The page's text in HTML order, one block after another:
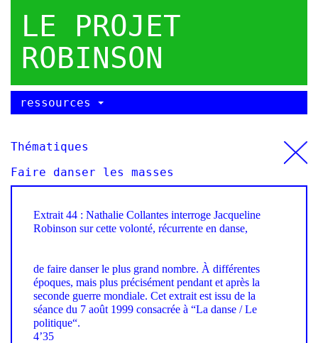
LE PROJET
ROBINSON
ressources
Thématiques
Faire danser les masses
Extrait 44 : Nathalie Collantes interroge Jacqueline
Robinson sur cette volonté, récurrente en danse,
de faire danser le plus grand nombre. À différentes
époques, mais plus précisément pendant et après la
seconde guerre mondiale. Cet extrait est issu de la
séance du 7 août 1999 consacrée à “La danse / Le
politique“.
4’35